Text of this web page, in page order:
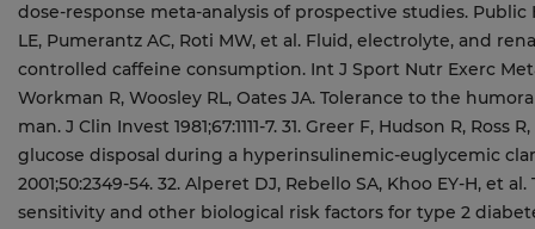
dose-response meta-analysis of prospective studies. Public
LE, Pumerantz AC, Roti MW, et al. Fluid, electrolyte, and
controlled caffeine consumption. Int J Sport Nutr Exerc
Workman R, Woosley RL, Oates JA. Tolerance to the
man. J Clin Invest 1981;67:1111-7. 31. Greer F, Hudson R,
glucose disposal during a hyperinsulinemic-euglycemic
2001;50:2349-54. 32. Alperet DJ, Rebello SA, Khoo EY-H,
sensitivity and other biological risk factors for type 2